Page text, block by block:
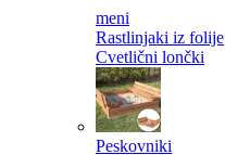
meni
Rastlinjaki iz folije
Cvetlični lončki
Peskovniki